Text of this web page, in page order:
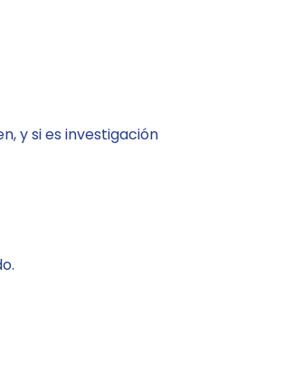
y si es investigación